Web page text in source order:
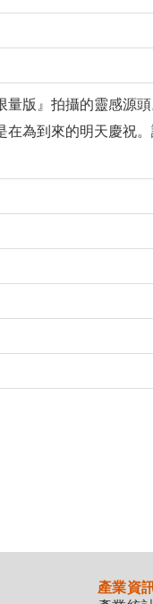
版』拍攝的靈感源
為到來的明天慶祝
產業資